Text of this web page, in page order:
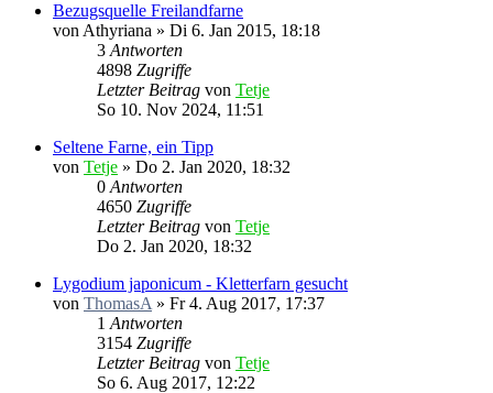
Bezugsquelle Freilandfarne
von Athyriana » Di 6. Jan 2015, 18:18
3 Antworten
4898 Zugriffe
Letzter Beitrag von Tetje
So 10. Nov 2024, 11:51
Seltene Farne, ein Tipp
von Tetje » Do 2. Jan 2020, 18:32
0 Antworten
4650 Zugriffe
Letzter Beitrag von Tetje
Do 2. Jan 2020, 18:32
Lygodium japonicum - Kletterfarn gesucht
von ThomasA » Fr 4. Aug 2017, 17:37
1 Antworten
3154 Zugriffe
Letzter Beitrag von Tetje
So 6. Aug 2017, 12:22